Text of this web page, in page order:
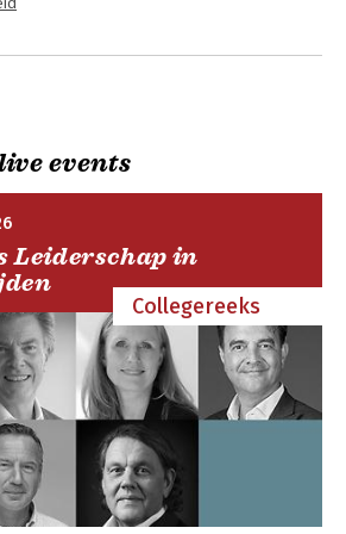
events
Leiderschap in
Collegereeks